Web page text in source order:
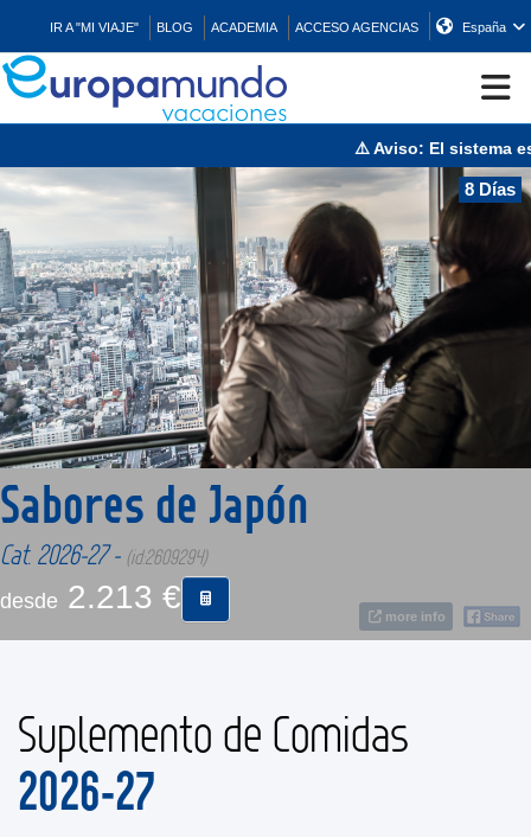
IR A "MI VIAJE" BLOG ACADEMIA ACCESO AGENCIAS España
EUROPA
ASIA
ORIENTE
PROMOCIONES
COMPRAR
⚠️ Aviso: El sistema
8 Días
more info
Sabores de Japón
Cat. 2026-27 - (id:2609294)
desde 2.213 €
Suplemento de Comidas
2026-27